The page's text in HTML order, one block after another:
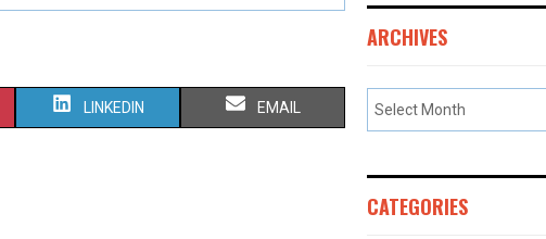
LINKEDIN EMAIL
ARCHIVES
CATEGORIES